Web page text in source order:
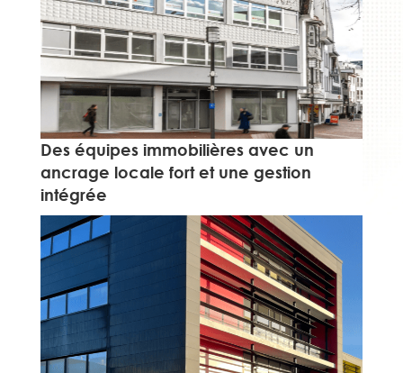
Des équipes immobilières avec un
ancrage locale fort et une gestion
intégrée